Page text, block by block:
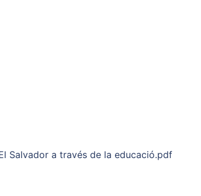
Salvador a través de la educació.pdf